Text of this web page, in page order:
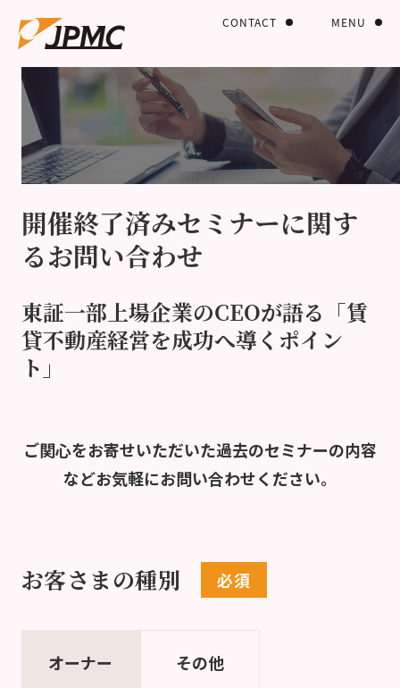
MENU
CONTACT
開催終了済みセミナーに関す
るお問い合わせ
東証一部上場企業のCEOが語る「賃
貸不動産経営を成功へ導くポイン
ト」
ご関心をお寄せいただいた過去のセミナーの内容
などお気軽にお問い合わせください。
お客さまの種別
オーナー その他